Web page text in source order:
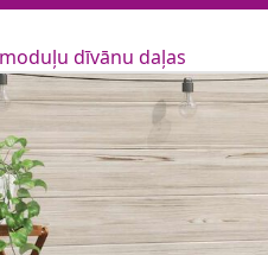
dīvānu daļas